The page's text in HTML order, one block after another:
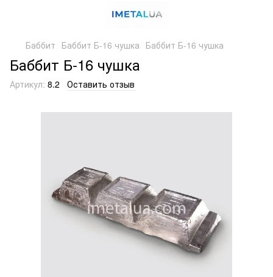
Баббит Баббит Б-16 чушка Баббит Б-16 чушка
Баббит Б-16 чушка
Артикул: 8.2 Оставить отзыв